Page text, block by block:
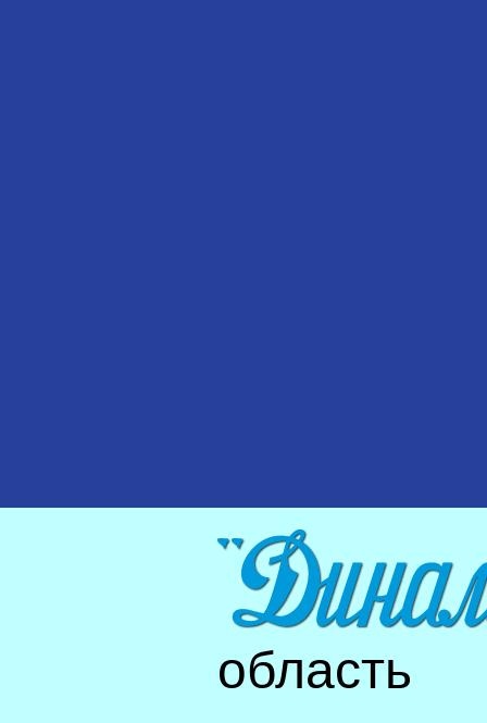
область